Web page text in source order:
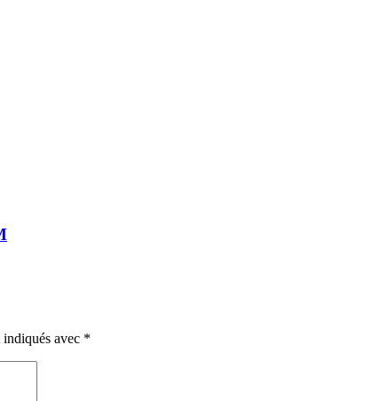
avec *